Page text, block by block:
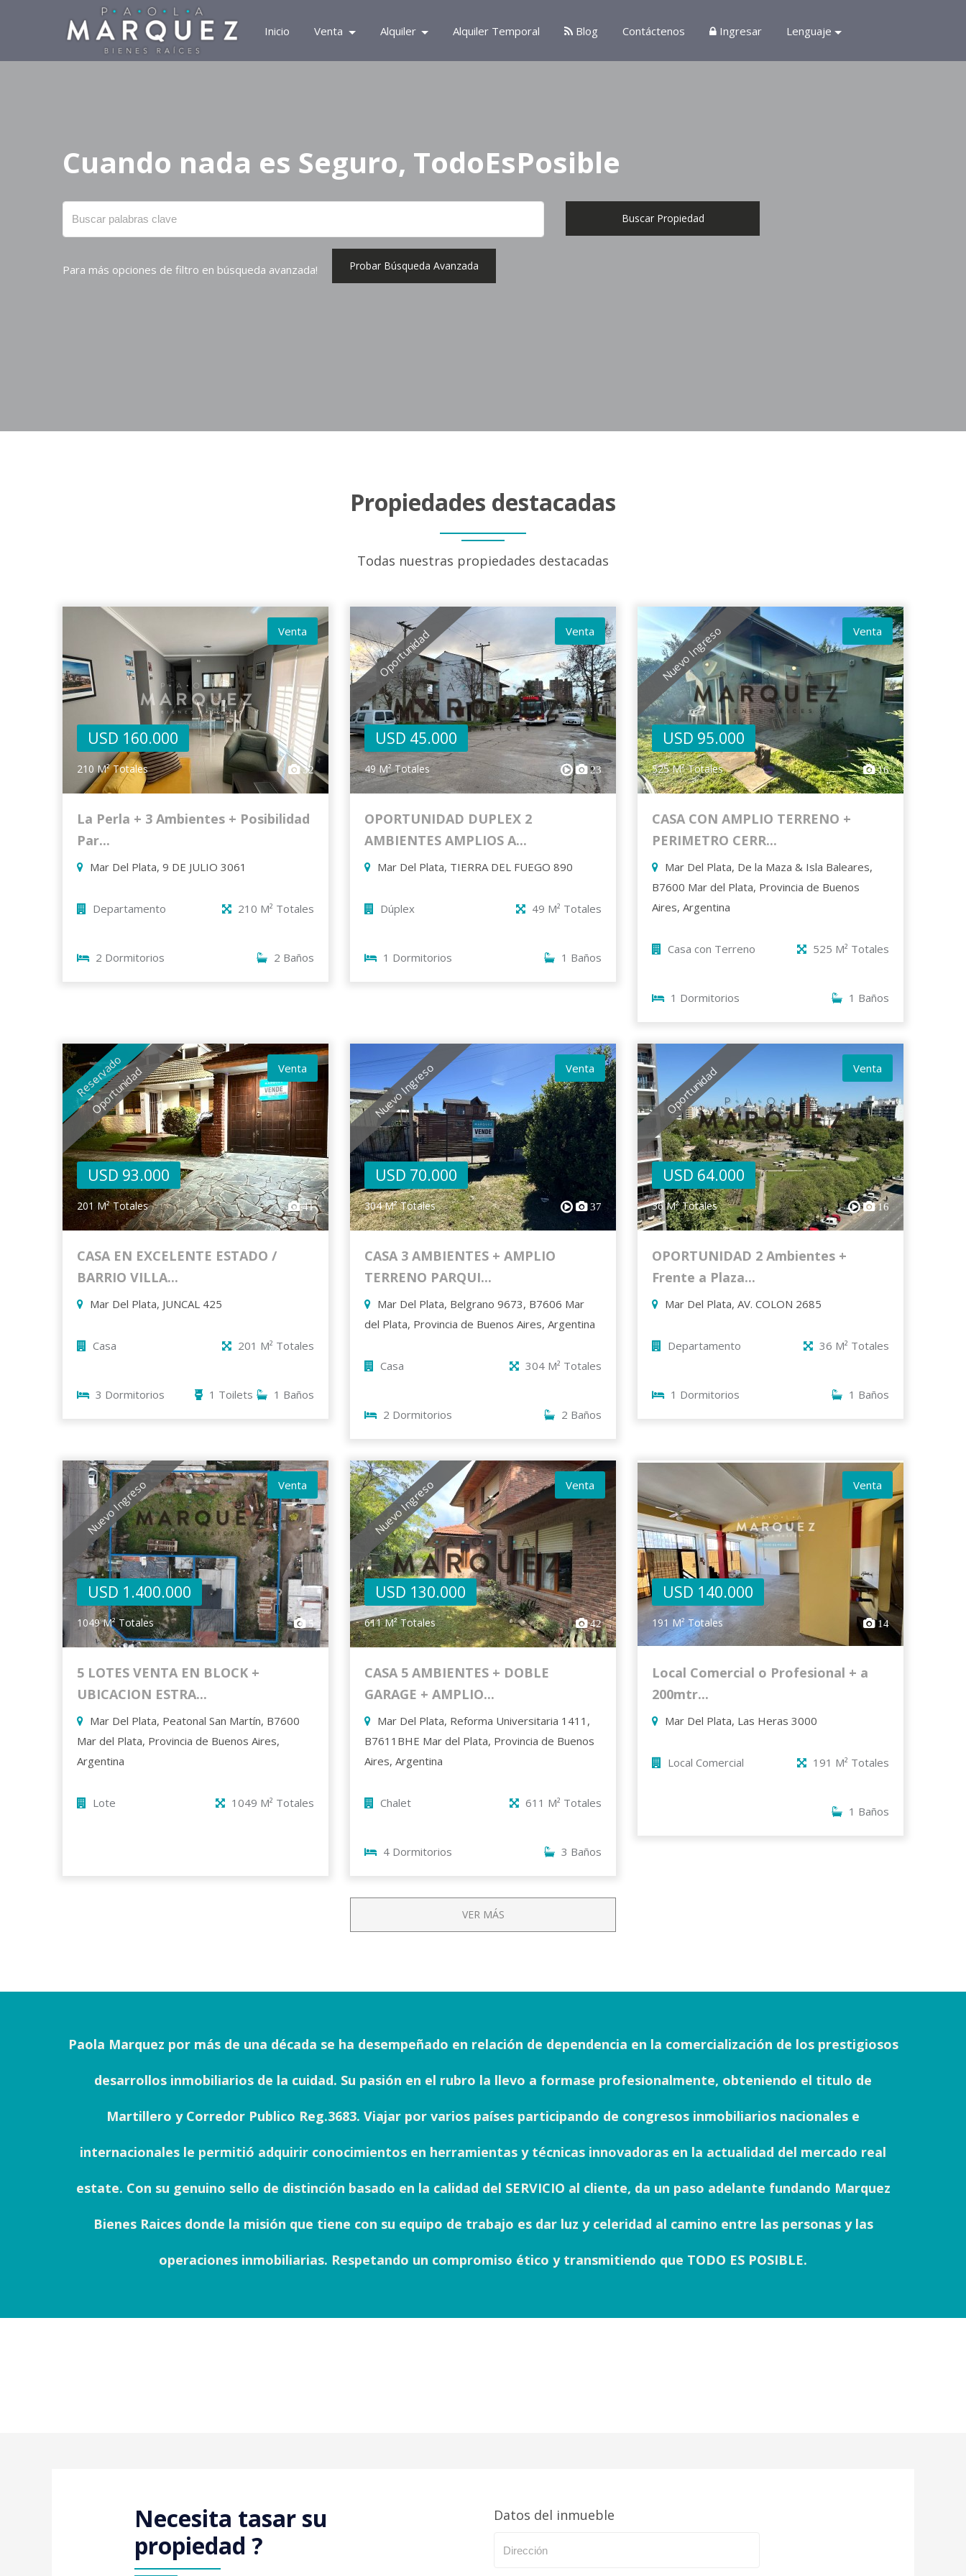
Inicio Venta Alquiler Alquiler Temporal Blog Contáctenos Ingresar Lenguaje
Cuando nada es Seguro, TodoEsPosible
Buscar Propiedad
Para más opciones de filtro en búsqueda avanzada! Probar Búsqueda Avanzada
Propiedades destacadas
Todas nuestras propiedades destacadas
Venta
USD 160.000
210 M² Totales 32
La Perla + 3 Ambientes + Posibilidad
Par...
Mar Del Plata, 9 DE JULIO 3061
Departamento 210 M² Totales
2 Dormitorios 2 Baños
Oportunidad Venta
USD 45.000
49 M² Totales 23
OPORTUNIDAD DUPLEX 2
AMBIENTES AMPLIOS A...
Mar Del Plata, TIERRA DEL FUEGO 890
Dúplex 49 M² Totales
1 Dormitorios 1 Baños
Nuevo Ingreso Venta
USD 95.000
525 M² Totales 16
CASA CON AMPLIO TERRENO +
PERIMETRO CERR...
Mar Del Plata, De la Maza & Isla Baleares,
B7600 Mar del Plata, Provincia de Buenos
Aires, Argentina
Casa con Terreno 525 M² Totales
1 Dormitorios 1 Baños
Reservado
Oportunidad Venta
USD 93.000
201 M² Totales 41
CASA EN EXCELENTE ESTADO /
BARRIO VILLA...
Mar Del Plata, JUNCAL 425
Casa 201 M² Totales
3 Dormitorios 1 Baños
1 Toilets
Nuevo Ingreso Venta
USD 70.000
304 M² Totales 37
CASA 3 AMBIENTES + AMPLIO
TERRENO PARQUI...
Mar Del Plata, Belgrano 9673, B7606 Mar
del Plata, Provincia de Buenos Aires, Argentina
Casa 304 M² Totales
2 Dormitorios 2 Baños
Oportunidad Venta
USD 64.000
36 M² Totales 16
OPORTUNIDAD 2 Ambientes +
Frente a Plaza...
Mar Del Plata, AV. COLON 2685
Departamento 36 M² Totales
1 Dormitorios 1 Baños
Nuevo Ingreso Venta
USD 1.400.000
1049 M² Totales 5
5 LOTES VENTA EN BLOCK +
UBICACION ESTRA...
Mar Del Plata, Peatonal San Martín, B7600
Mar del Plata, Provincia de Buenos Aires,
Argentina
Lote 1049 M² Totales
Nuevo Ingreso Venta
USD 130.000
611 M² Totales 42
CASA 5 AMBIENTES + DOBLE
GARAGE + AMPLIO...
Mar Del Plata, Reforma Universitaria 1411,
B7611BHE Mar del Plata, Provincia de Buenos
Aires, Argentina
Chalet 611 M² Totales
4 Dormitorios 3 Baños
Venta
USD 140.000
191 M² Totales 14
Local Comercial o Profesional + a
200mtr...
Mar Del Plata, Las Heras 3000
Local Comercial 191 M² Totales
1 Baños
VER MÁS
Paola Marquez por más de una década se ha desempeñado en relación de dependencia en la comercialización de los prestigiosos
desarrollos inmobiliarios de la cuidad. Su pasión en el rubro la llevo a formase profesionalmente, obteniendo el titulo de
Martillero y Corredor Publico Reg.3683. Viajar por varios países participando de congresos inmobiliarios nacionales e
internacionales le permitió adquirir conocimientos en herramientas y técnicas innovadoras en la actualidad del mercado real
estate. Con su genuino sello de distinción basado en la calidad del SERVICIO al cliente, da un paso adelante fundando Marquez
Bienes Raices donde la misión que tiene con su equipo de trabajo es dar luz y celeridad al camino entre las personas y las
operaciones inmobiliarias. Respetando un compromiso ético y transmitiendo que TODO ES POSIBLE.
Necesita tasar su
propiedad ?
Datos del inmueble